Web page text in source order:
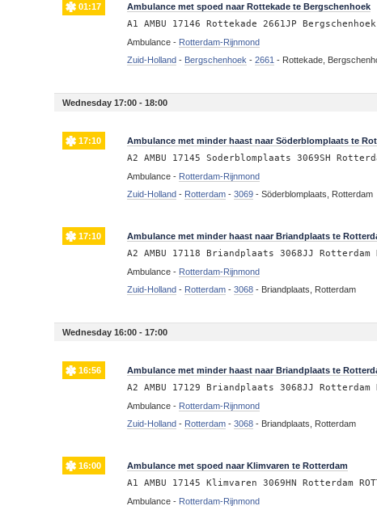
01:17 Ambulance met spoed naar Rottekade te Bergschenhoek
A1 AMBU 17146 Rottekade 2661JP Bergschenhoek
Ambulance - Rotterdam-Rijnmond
Zuid-Holland - Bergschenhoek -2661 - Rottekade,
Wednesday 17:00 - 18:00
17:10 Ambulance met minder haast naar Söderblomplaats te
A2 AMBU 17145 Soderblomplaats 3069SH
Ambulance - Rotterdam-Rijnmond
Zuid-Holland - Rotterdam -3069 -Söderblomplaats, Rotterdam
17:10 Ambulance met minder haast naar Briandplaats te
A2 AMBU 17118 Briandplaats 3068JJ Rotterdam
Ambulance - Rotterdam-Rijnmond
Zuid-Holland - Rotterdam -3068 - Briandplaats, Rotterdam
Wednesday 16:00 - 17:00
16:56 Ambulance met minder haast naar Briandplaats te
A2 AMBU 17129 Briandplaats 3068JJ Rotterdam
Ambulance - Rotterdam-Rijnmond
Zuid-Holland - Rotterdam -3068 - Briandplaats, Rotterdam
16:00 Ambulance met spoed naar Klimvaren te Rotterdam
A1 AMBU 17145 Klimvaren 3069HN Rotterdam
Ambulance - Rotterdam-Rijnmond